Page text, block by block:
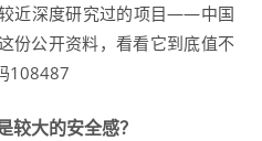
近深度研究过的项目——中国
份公开资料，看看它到底值不
108487
较大的安全感？